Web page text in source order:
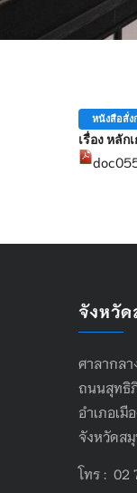
หนังสือสั่ง
เรื่อง หลั
จังหวั
ศาลากล
ถนนสุทธิ
อำเภอเมื
จังหวัดส
โทร : 02